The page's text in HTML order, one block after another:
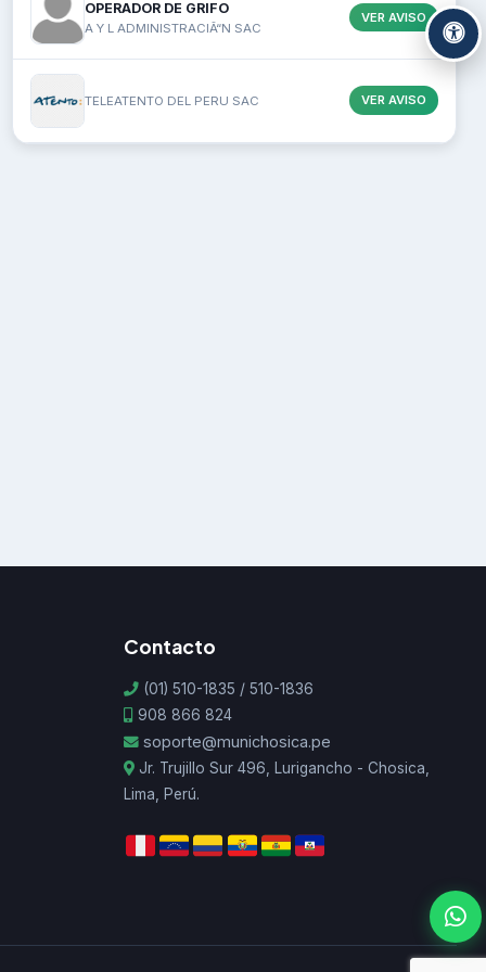
OPERADOR DE GRIFO
A Y L ADMINISTRACIÃ“N SAC
VER AVISO
TELEATENTO DEL PERU SAC VER AVISO
Contacto
(01) 510-1835 / 510-1836
908 866 824
soporte@munichosica.pe
Jr. Trujillo Sur 496, Lurigancho - Chosica,
Lima, Perú.